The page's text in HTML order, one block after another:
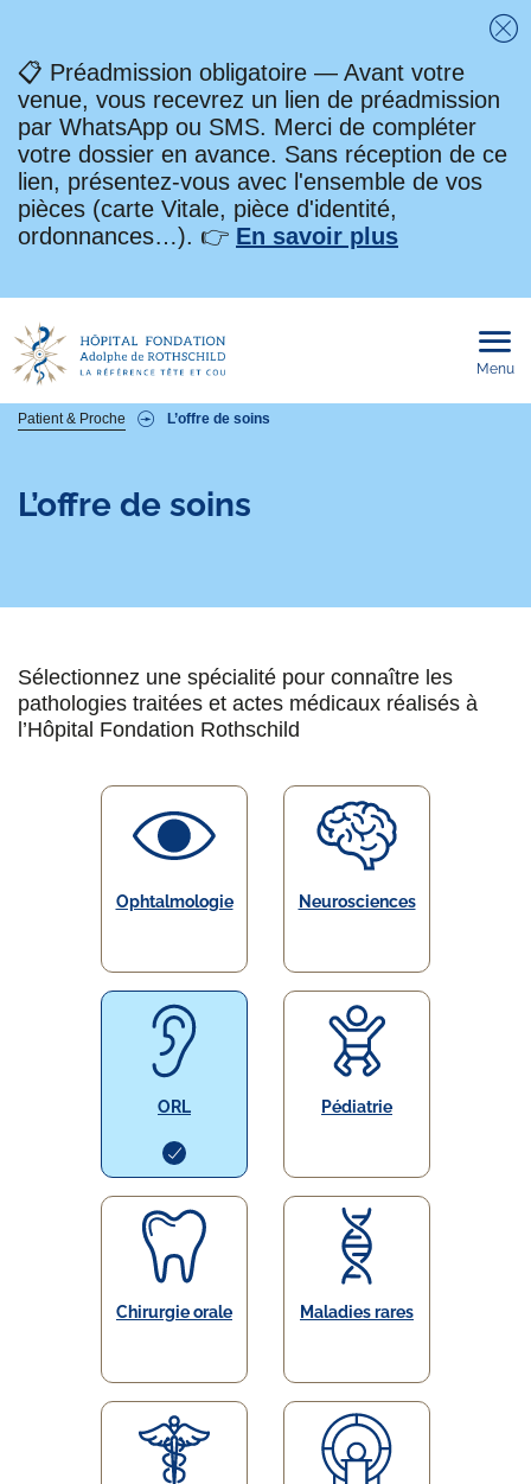
📋 Préadmission obligatoire — Avant votre
venue, vous recevrez un lien de préadmission
par WhatsApp ou SMS. Merci de compléter
votre dossier en avance. Sans réception de ce
lien, présentez-vous avec l'ensemble de vos
pièces (carte Vitale, pièce d'identité,
ordonnances…). 👉 En savoir plus
Menu
Fil
d'Ariane
Patient & Proche L’offre de soins
L’offre de soins
Sélectionnez une spécialité pour connaître les
pathologies traitées et actes médicaux réalisés à
l’Hôpital Fondation Rothschild
Ophtalmologie Neurosciences
ORL Pédiatrie
Chirurgie orale Maladies rares